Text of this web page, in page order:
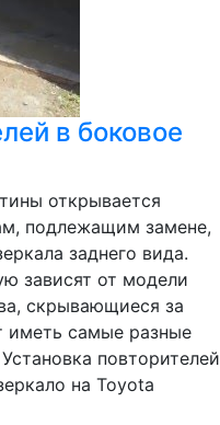
в боковое
открывается
подлежащим замене,
заднего вида.
зависят от модели
скрывающиеся за
иметь самые разные
повторителей
на Toyota